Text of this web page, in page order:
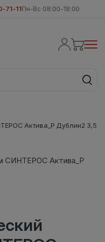
71-11Пн-Вс 08:00-18:00
Актива_Р Дублин2 3,5